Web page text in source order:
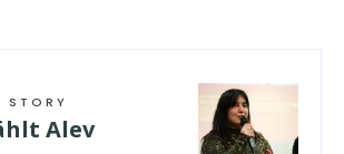
STORY
Alev